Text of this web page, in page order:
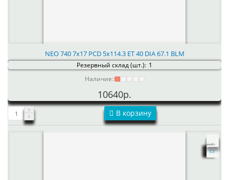
NEO 740 7x17 PCD 5x114.3 ET 40 DIA 67.1 BLM
Резервный склад (шт.): 1
Наличие:
10640р.
В корзину